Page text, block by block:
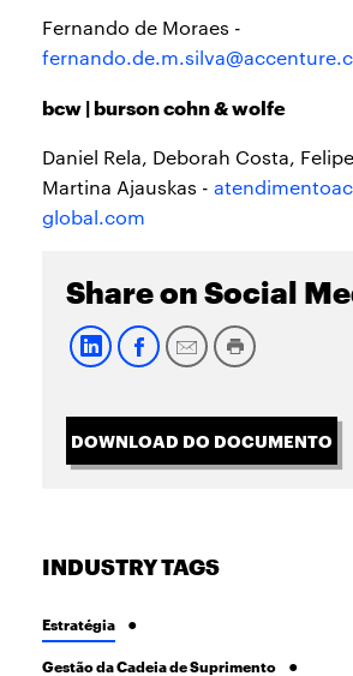
Fernando de Moraes -
bcw | burson cohn & wolfe
Daniel Rela, Deborah Costa,
Martina Ajauskas -
global.com
Share on Social
DOWNLOAD DO DOCUMENTO
INDUSTRY TAGS
Estratégia
Gestão da Cadeia de Suprimento